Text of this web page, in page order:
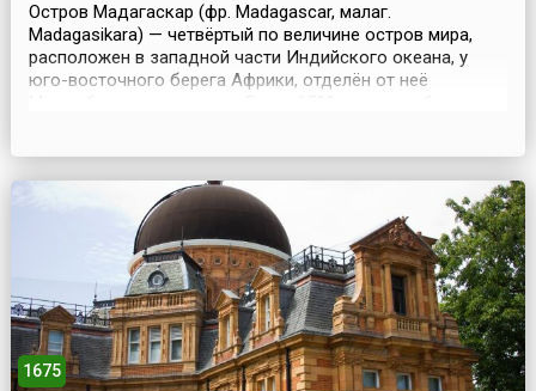
Остров Мадагаскар (фр. Madagascar, малаг.
Madagasikara) — четвёртый по величине остров мира,
расположен в западной части Индийского океана, у
юго-восточного берега Африки, отделён от неё
1675